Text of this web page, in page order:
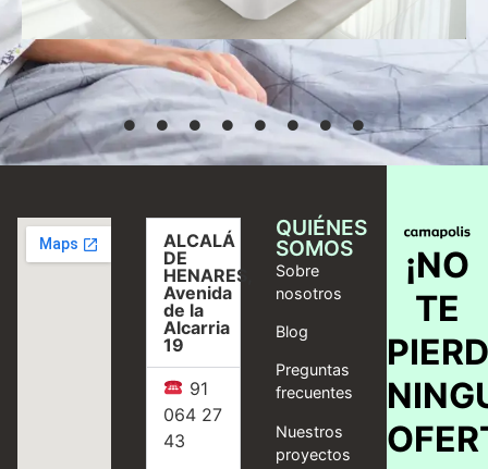
Seleccionar
opciones
ALCALÁ
DE
HENARES,
Avenida
de la
Alcarria
19
91
064 27
43
QUIÉNES
SOMOS
Sobre
nosotros
Blog
Preguntas
frecuentes
Nuestros
proyectos
¡NO
TE